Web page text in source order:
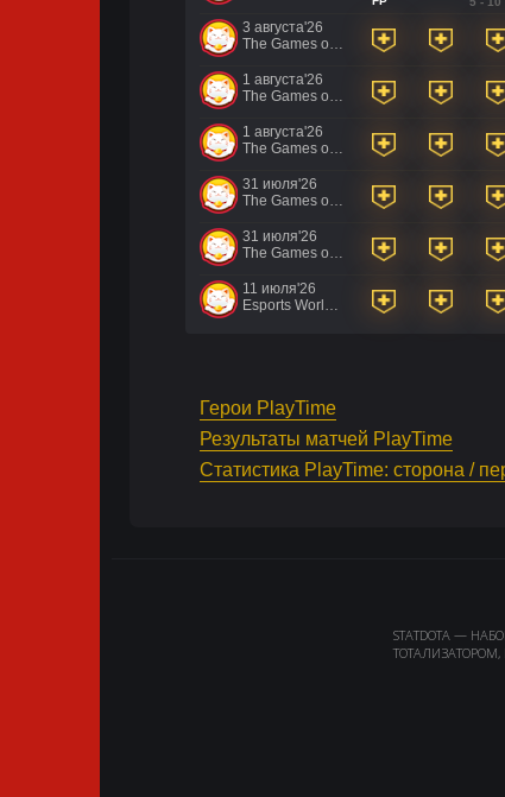
3 августа'26
The Games of the Future 2026
1 августа'26
The Games of the Future 2026
1 августа'26
The Games of the Future 2026
31 июля'26
The Games of the Future 2026
31 июля'26
The Games of the Future 2026
11 июля'26
Esports World Cup 2026
Герои PlayTime
Результаты матчей PlayTime
Статистика PlayTime: сторона /
STATDOTA —